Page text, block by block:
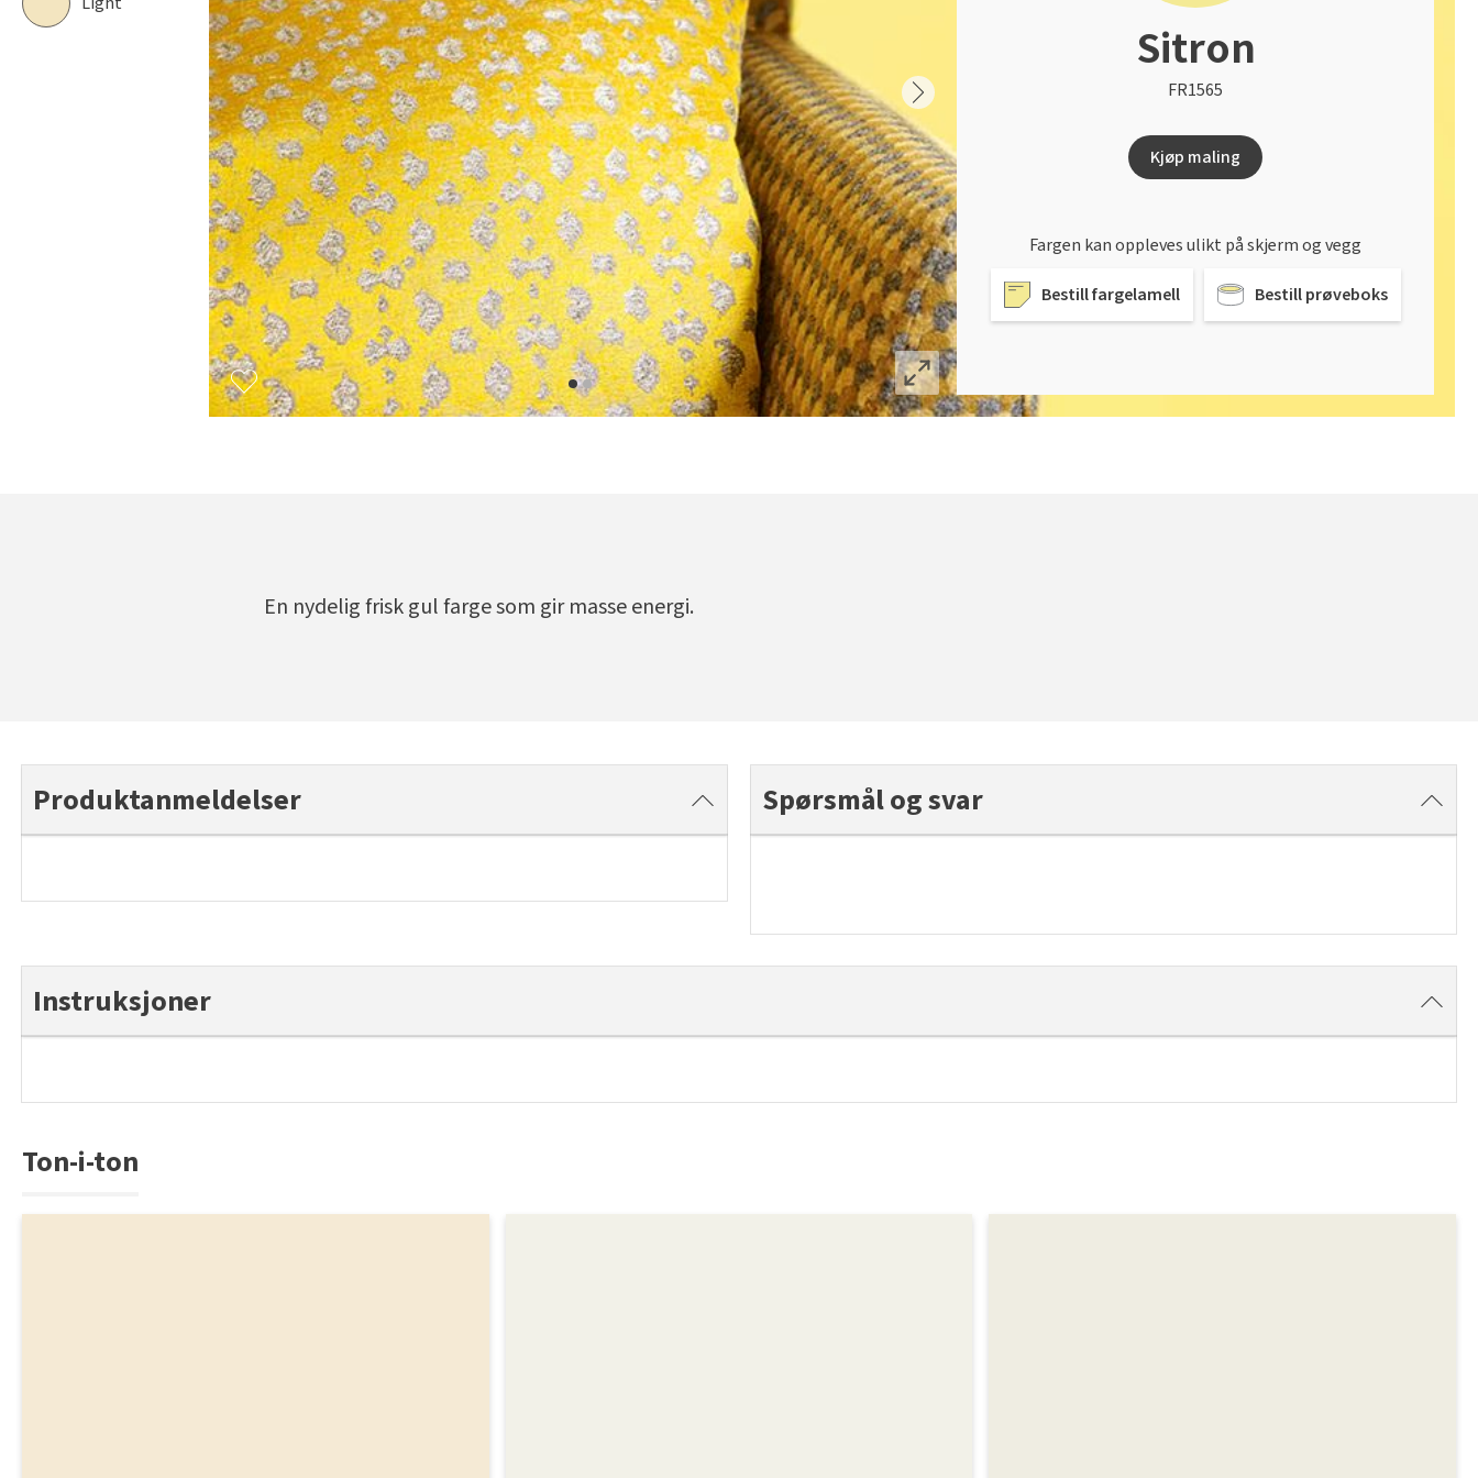
Sitron
FR1565
Kjøp maling
Fargen kan oppleves ulikt på skjerm og vegg
Bestill fargelamell Bestill prøveboks
En nydelig frisk gul farge som gir masse energi.
Produktanmeldelser Spørsmål og svar
Instruksjoner
Ton-i-ton